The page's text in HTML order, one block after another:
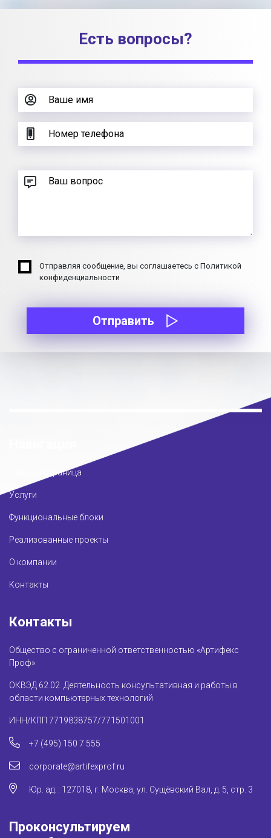
Есть вопросы?
Отправляя сообщение, вы соглашаетесь с Политикой
конфиденциальности
Отправить
Главная страница
Услуги
Функциональные блоки
Реализованные проекты
О компании
Контакты
Контакты
Общество с ограниченной ответственностью «Артифекс
Проф»
ОКВЭД 62.02. Деятельность консультативная и работы в
области компьютерных технологий
ИНН/КПП 7719838757/771501001
+7 (495) 150 7 555
corporate@artifexprof.ru
Юр. ад. : 127018, г. Москва, ул. Сущёвский Вал, д. 5, стр. 3
Проконсультируем